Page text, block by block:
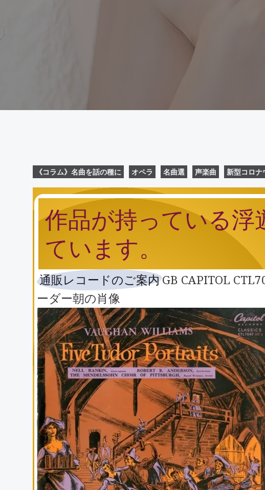
《コラム》名曲を話の種に オペラ 名曲選 声楽曲 新型コロナ
作品が持っている
ています。
通販レコードのご案内GB CAPITOL
ーダー朝の肖像